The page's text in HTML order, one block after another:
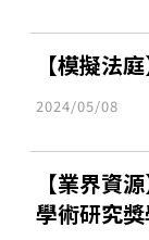
【模擬法
2024/05/08
【業界資
學術研究